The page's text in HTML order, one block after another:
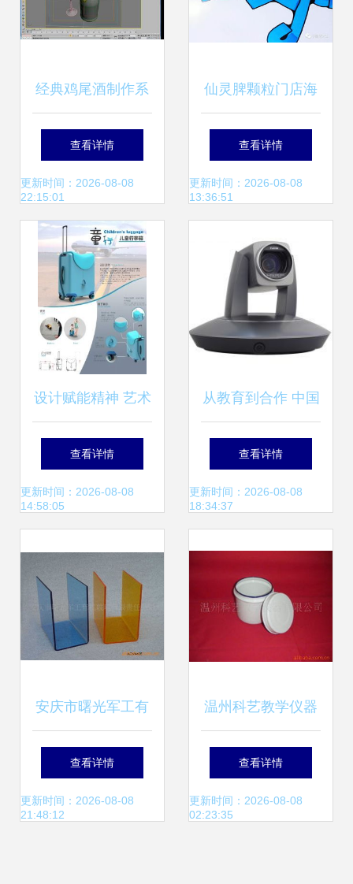
经典鸡尾酒制作系
列教程 教学演示用
品指南
查看详情
更新时间：2026-08-08
22:15:01
仙灵脾颗粒门店海
报制作教程 手把手
教学演示分解步骤
查看详情
更新时间：2026-08-08
13:36:51
设计赋能精神 艺术
学院产品设计学生
在“弘扬蒙古马精
荣获佳绩
查看详情
更新时间：2026-08-08
14:58:05
从教育到合作 中国
供应商与教学演示
用品的定价之路
查看详情
更新时间：2026-08-08
18:34:37
安庆市曙光军工有
机玻璃有限责任公
司 多媒体教学设备
查看详情
更新时间：2026-08-08
21:48:12
温州科艺教学仪器
拓展医疗与教学领
域的产品列表解析
查看详情
更新时间：2026-08-08
02:23:35